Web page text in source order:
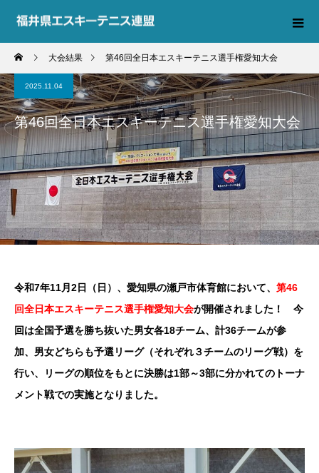
大会結果 第46回全日本エスキーテニス選手権愛知大会
2025.11.04
第46回全日本エスキーテニス選手権愛知大会
令和7年11月2日（日）、愛知県の瀬戸市体育館において、 第46
回全日本エスキーテニス選手権愛知大会が開催されました！ 今
回は全国予選を勝ち抜いた男女各18チーム、計36チームが参
加、男女どちらも予選リーグ（それぞれ３チームのリーグ戦）を
行い、リーグの順位をもとに決勝は1部～3部に分かれてのトーナ
メント戦での実施となりました。